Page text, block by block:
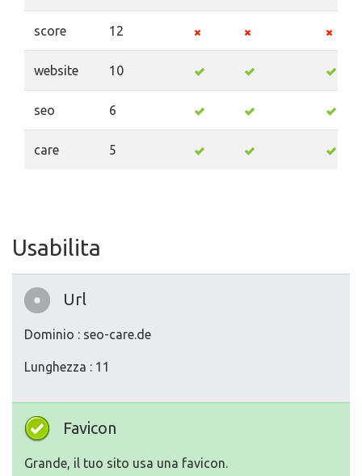
score 12
website 10
seo 6
care 5
Usabilita
Url
Dominio : seo-care.de
Lunghezza : 11
Favicon
Grande, il tuo sito usa una favicon.